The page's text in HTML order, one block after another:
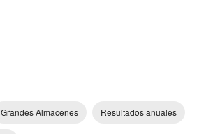
Grandes Almacenes Resultados anuales